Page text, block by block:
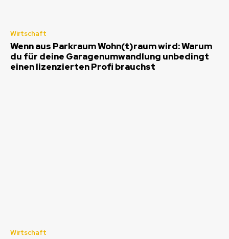
Wirtschaft
Wenn aus Parkraum Wohn(t)raum wird: Warum
du für deine Garagenumwandlung unbedingt
einen lizenzierten Profi brauchst
Wirtschaft